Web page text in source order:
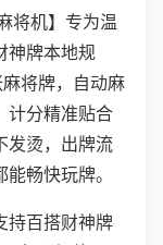
将机】专为温
神牌本地规
将牌，自动麻
计分精准贴合
发烫，出牌流
畅快玩牌。
持百搭财神牌